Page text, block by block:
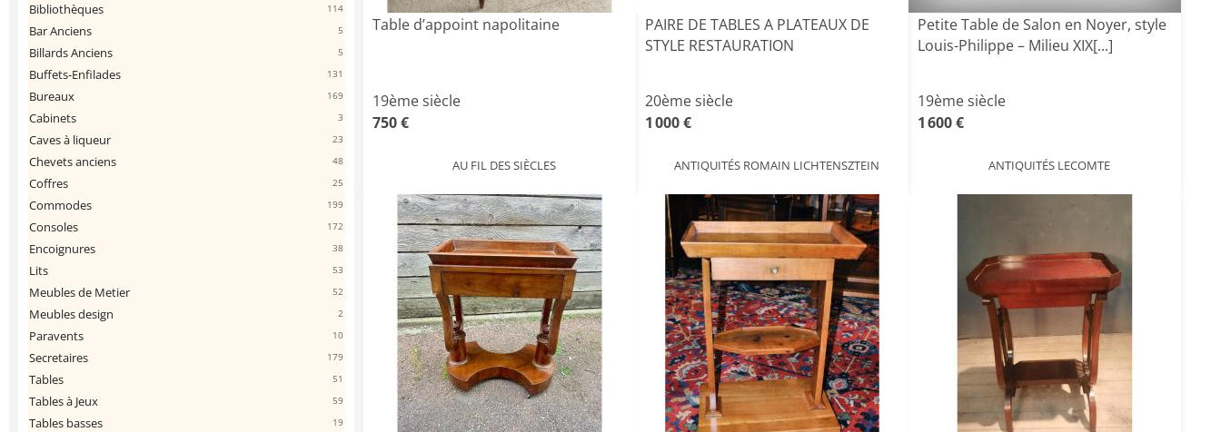
Bibliothèques 114
Bar Anciens 5
Billards Anciens 5
Buffets-Enfilades 131
Bureaux 169
Cabinets 3
Caves à liqueur 23
Chevets anciens 48
Coffres 25
Commodes 199
Consoles 172
Encoignures 38
Lits 53
Meubles de Metier 52
Meubles design 2
Paravents 10
Secretaires 179
Tables 51
Tables à Jeux 59
Tables basses 19
Table d’appoint napolitaine
19ème siècle
750 €
AU FIL DES SIÈCLES
PAIRE DE TABLES A PLATEAUX DE
STYLE RESTAURATION
20ème siècle
1 000 €
ANTIQUITÉS ROMAIN LICHTENSZTEIN
Petite Table de Salon en Noyer, style
Louis-Philippe – Milieu XIX[...]
19ème siècle
1 600 €
ANTIQUITÉS LECOMTE